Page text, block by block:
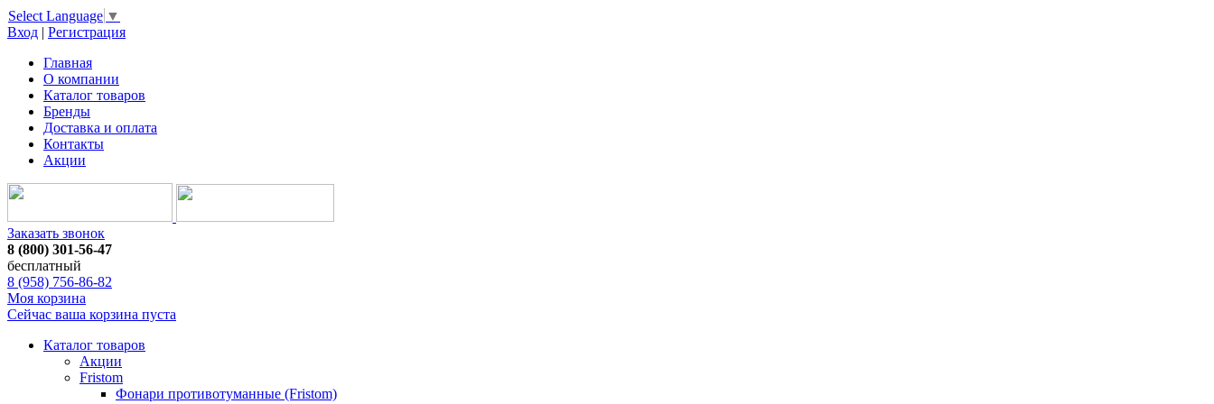
Select Language ▼
Вход | Регистрация
Главная
О компании
Каталог товаров
Бренды
Доставка и оплата
Контакты
Акции
Заказать звонок
8 (800) 301-56-47
бесплатный
8 (958) 756-86-82
Моя корзина
Сейчас ваша корзина пуста
Каталог товаров
Акции
Fristom
Фонари противотуманные (Fristom)